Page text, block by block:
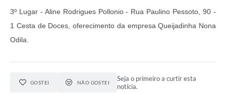
3º Lugar - Aline Rodrigues Pollonio - Rua Paulino Pessoto, 90 -
1 Cesta de Doces, oferecimento da empresa Queijadinha Nona
Odila.
GOSTEI NÃO GOSTEI
Seja o primeiro a curtir esta
notícia.